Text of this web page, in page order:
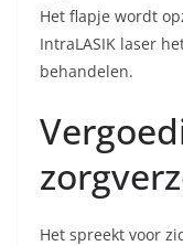
Het flapje wordt
IntraLASIK laser
behandelen.
Het spreekt voor